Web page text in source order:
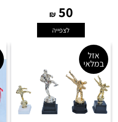
50
₪
לצפייה
אזל
במלאי